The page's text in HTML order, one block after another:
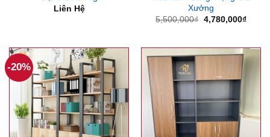
Liên Hệ
Xưởng
5,500,000₫ Giá
4,780,000₫Giá
-20%